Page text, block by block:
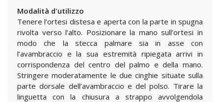
Modalità d'utilizzo
Tenere l’ortesi distesa e aperta con la parte in spugna
rivolta verso l’alto. Posizionare la mano sull’ortesi in
modo che la stecca palmare sia in asse con
l’avambraccio e la sua estremità ripiegata arrivi in
corrispondenza del centro del palmo e della mano.
Stringere moderatamente le due cinghie situate sulla
parte dorsale dell’avambraccio e del polso. Tirare la
linguetta con la chiusura a strappo avvolgendola